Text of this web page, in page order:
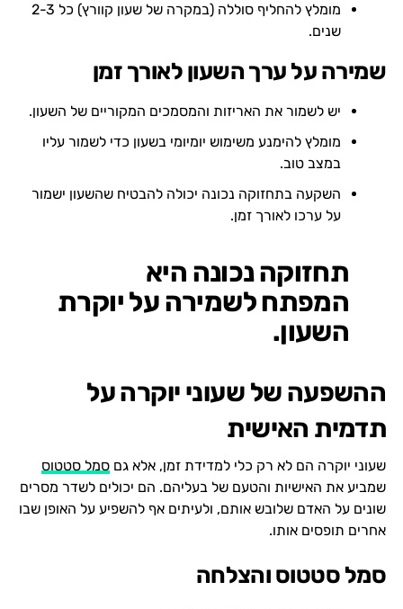
מומלץ להחליף סוללה (במקרה של שעון קוורץ) כל 2-3
שנים.
שמירה על ערך השעון לאורך זמן
יש לשמור את האריזות והמסמכים המקוריים של השעון.
מומלץ להימנע משימוש יומיומי בשעון כדי לשמור עליו
במצב טוב.
השקעה בתחזוקה נכונה יכולה להבטיח שהשעון ישמור
על ערכו לאורך זמן.
תחזוקה נכונה היא
המפתח לשמירה על יוקרת
השעון.
ההשפעה של שעוני יוקרה על
תדמית האישית
שעוני יוקרה הם לא רק כלי למדידת זמן, אלא גם סמל סטטוס
שמביע את האישיות והטעם של בעליהם. הם יכולים לשדר מסרים
שונים על האדם שלובש אותם, ולעיתים אף להשפיע על האופן שבו
אחרים תופסים אותו.
סמל סטטוס והצלחה